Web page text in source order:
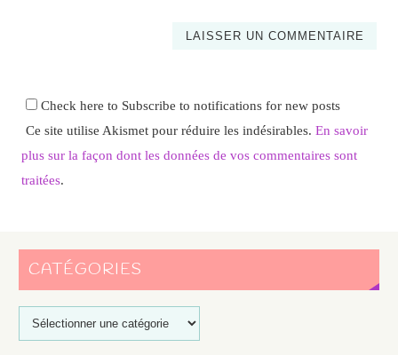
Check here to Subscribe to notifications for new posts
Ce site utilise Akismet pour réduire les indésirables. En savoir
plus sur la façon dont les données de vos commentaires sont
traitées.
CATÉGORIES